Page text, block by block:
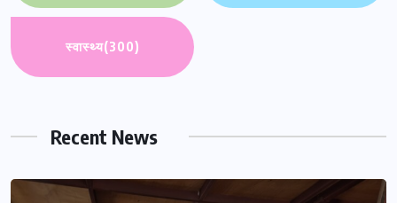
स्वास्थ्य(300)
Recent News